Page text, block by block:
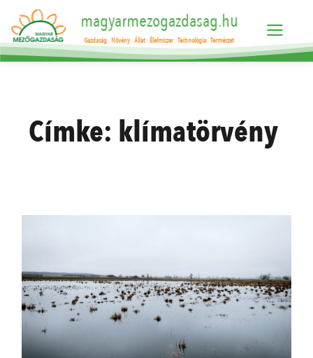
magyarmezogazdasag.hu
Gazdaság Növény Állat Élelmiszer Technológia Természet
Címke: klímatörvény